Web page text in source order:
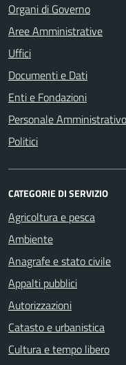
Organi di Governo
Aree Amministrative
Uffici
Documenti e Dati
Enti e Fondazioni
Personale Amministrativo
Politici
CATEGORIE DI SERVIZIO
Agricoltura e pesca
Ambiente
Anagrafe e stato civile
Appalti pubblici
Autorizzazioni
Catasto e urbanistica
Cultura e tempo libero